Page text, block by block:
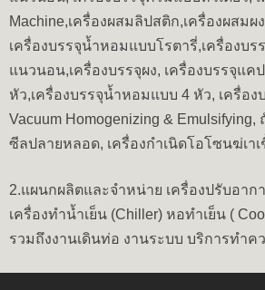
Machine,เครื่องผสมลิปสติก,เครื่องผสม
เครื่องบรรจุน้ำหอมแบบโรตารี่,เครื่องบร
แนวนอน,เครื่องบรรจุผง, เครื่องบรรจุแค
หัว,เครื่องบรรจุน้ำหอมแบบ 4 หัว, เครื่อ
Vacuum Homogenizing &
ซีลปลายหลอด, เครื่องกำเนิดโอโซนฆ่เา
2.แผนกผลิตและจำหน่าย เครื่องปรับอาก
เครื่องทำน้ำเย็น (Chiller) หอทำเย็น (
รวมถึงงานเดินท่อ งานระบบ บริการทำค